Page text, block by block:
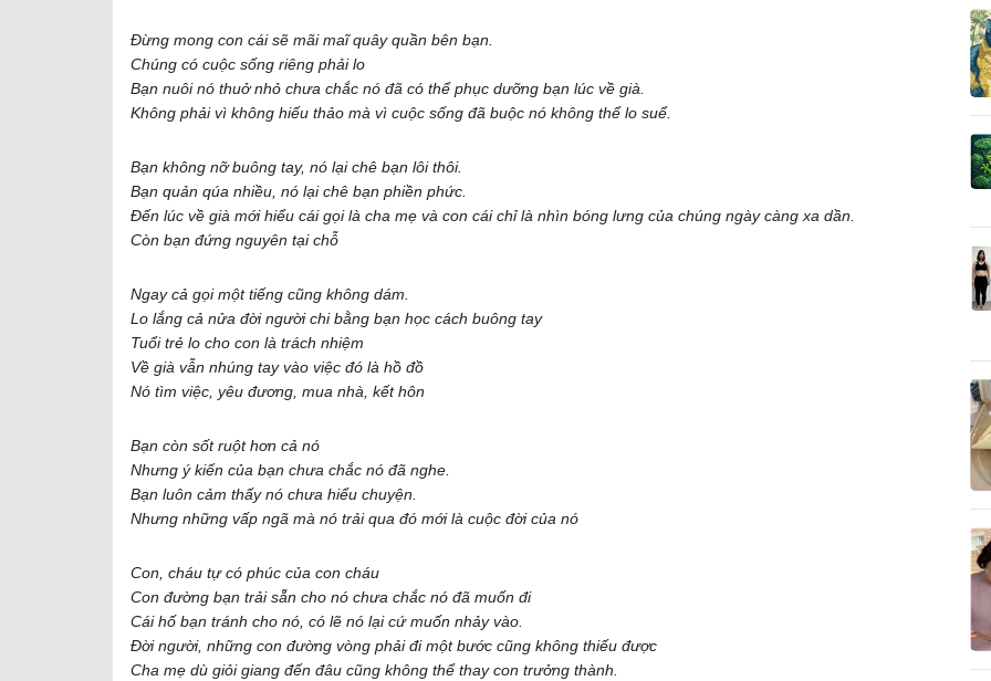
Đừng mong con cái sẽ mãi maĩ quây quần bên bạn.
Chúng có cuộc sống riêng phải lo
Bạn nuôi nó thuở nhỏ chưa chắc nó đã có thể phục dưỡng bạn lúc về già.
Không phải vì không hiếu thảo mà vì cuộc sống đã buộc nó không thể lo suể.
Bạn không nỡ buông tay, nó lại chê bạn lôi thôi.
Bạn quản qúa nhiều, nó lại chê bạn phiền phức.
Đến lúc về già mới hiểu cái gọi là cha mẹ và con cái chỉ là nhìn bóng lưng của chúng ngày càng xa dần.
Còn bạn đứng nguyên tại chỗ
Ngay cả gọi một tiếng cũng không dám.
Lo lắng cả nửa đời người chi bằng bạn học cách buông tay
Tuổi trẻ lo cho con là trách nhiệm
Về già vẫn nhúng tay vào việc đó là hồ đồ
Nó tìm việc, yêu đương, mua nhà, kết hôn
Bạn còn sốt ruột hơn cả nó
Nhưng ý kiến của bạn chưa chắc nó đã nghe.
Bạn luôn cảm thấy nó chưa hiểu chuyện.
Nhưng những vấp ngã mà nó trải qua đó mới là cuộc đời của nó
Con, cháu tự có phúc của con cháu
Con đường bạn trải sẵn cho nó chưa chắc nó đã muốn đi
Cái hố bạn tránh cho nó, có lẽ nó lại cứ muốn nhảy vào.
Đời người, những con đường vòng phải đi một bước cũng không thiếu được
Cha mẹ dù giỏi giang đến đâu cũng không thể thay con trưởng thành.